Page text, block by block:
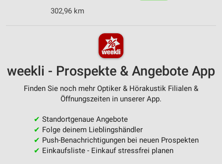
302,96 km
weekli - Prospekte & Angebote App
Finden Sie noch mehr Optiker & Hörakustik Filialen &
Öffnungszeiten in unserer App.
✔ Standortgenaue Angebote
✔ Folge deinem Lieblingshändler
✔ Push-Benachrichtigungen bei neuen Prospekten
✔ Einkaufsliste - Einkauf stressfrei planen